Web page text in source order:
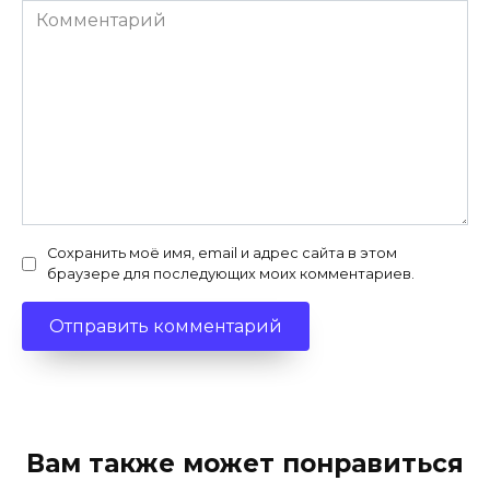
Комментарий
Сохранить моё имя, email и адрес сайта в этом
браузере для последующих моих комментариев.
Вам также может понравиться